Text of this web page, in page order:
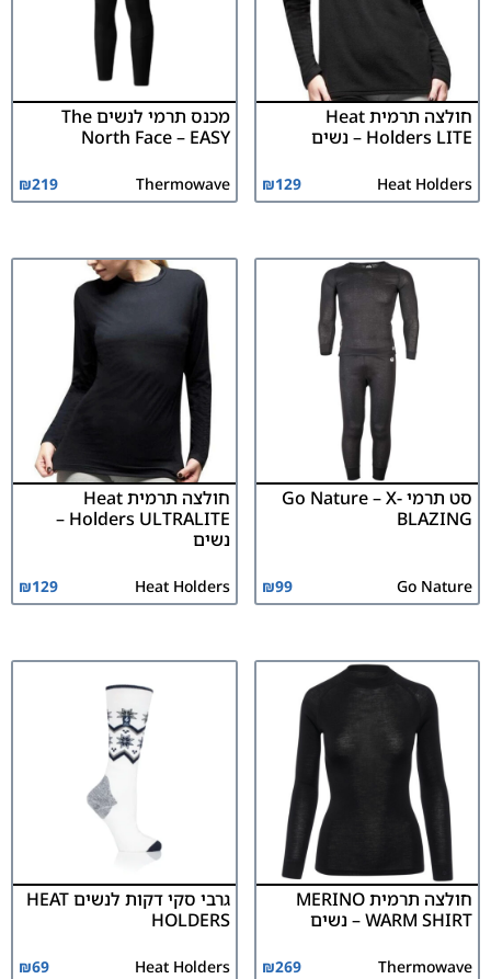
חולצה תרמית Heat
Holders LITE – נשים
Heat Holders
₪129
מכנס תרמי לנשים The
North Face – EASY
Thermowave
₪219
סט תרמי Go Nature – X-
BLAZING
Go Nature
₪99
חולצה תרמית Heat
Holders ULTRALITE –
נשים
Heat Holders
₪129
חולצה תרמית MERINO
WARM SHIRT – נשים
Thermowave
₪269
גרבי סקי דקות לנשים HEAT
HOLDERS
Heat Holders
₪69